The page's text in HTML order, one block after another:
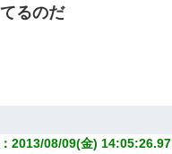
るのだ
：2013/08/09(金) 14:05:26.97